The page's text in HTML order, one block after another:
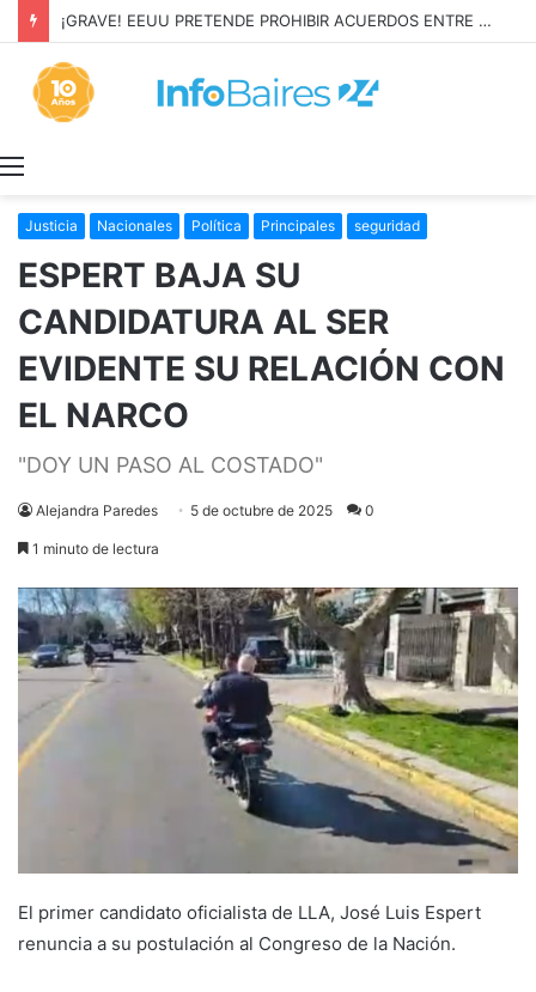
¡GRAVE! EEUU PRETENDE PROHIBIR ACUERDOS ENTRE CHINA Y UNA COOPERATIVA EN NEUQUÉN
Justicia Nacionales Política Principales seguridad
ESPERT BAJA SU
CANDIDATURA AL SER
EVIDENTE SU RELACIÓN CON
EL NARCO
"DOY UN PASO AL COSTADO"
Alejandra Paredes 5 de octubre de 2025 0
1 minuto de lectura
El primer candidato oficialista de LLA, José Luis Espert
renuncia a su postulación al Congreso de la Nación.